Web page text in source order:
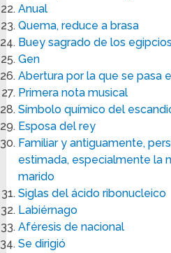
Anual
Quema, reduce a brasa
Buey sagrado de los egipcios
Gen
Abertura por la que se pasa
Primera nota musical
Símbolo químico del
Esposa del rey
Familiar y antiguamente,
estimada, especialmente la
marido
Siglas del ácido ribonucleico
Labiérnago
Aféresis de nacional
Se dirigió